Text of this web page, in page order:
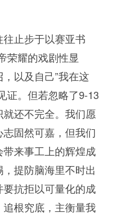
止步于以赛亚书
荣耀的戏剧性显
以及自己”我在这
证。但若忽略了9-13
还不完全。我们愿
固然可嘉，但我们
来事工上的辉煌成
提防脑海里不时出
抗拒以可量化的成
根究底，主衡量我